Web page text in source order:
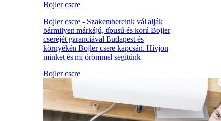
Bojler csere
Bojler csere - Szakembereink vállalják
bármilyen márkájú, típusú és korú Bojler
cseréjét garanciával Budapest és
környékén Bojler csere kapcsán. Hívjon
minket és mi örömmel segítünk
Bojler csere